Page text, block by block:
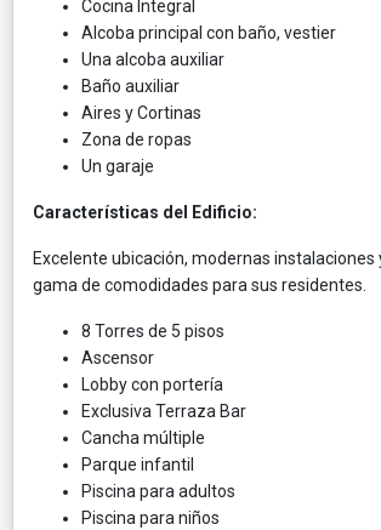
Cocina Integral
Alcoba principal con baño, vestier
Una alcoba auxiliar
Baño auxiliar
Aires y Cortinas
Zona de ropas
Un garaje
Características del Edificio:
Excelente ubicación, modernas instalaciones
gama de comodidades para sus residentes.
8 Torres de 5 pisos
Ascensor
Lobby con portería
Exclusiva Terraza Bar
Cancha múltiple
Parque infantil
Piscina para adultos
Piscina para niños